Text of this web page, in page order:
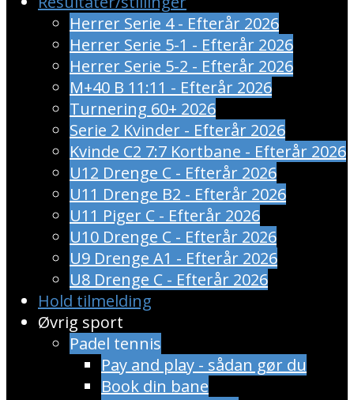
Herrer Serie 4 - Efterår 2026
Herrer Serie 5-1 - Efterår 2026
Herrer Serie 5-2 - Efterår 2026
M+40 B 11:11 - Efterår 2026
Turnering 60+ 2026
Serie 2 Kvinder - Efterår 2026
Kvinde C2 7:7 Kortbane - Efterår 2026
U12 Drenge C - Efterår 2026
U11 Drenge B2 - Efterår 2026
U11 Piger C - Efterår 2026
U10 Drenge C - Efterår 2026
U9 Drenge A1 - Efterår 2026
U8 Drenge C - Efterår 2026
Hold tilmelding
Øvrig sport
Padel tennis
Pay and play - sådan gør du
Book din bane